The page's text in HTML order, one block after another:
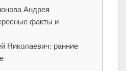
Андрея
факты и
Николаевич: ранние